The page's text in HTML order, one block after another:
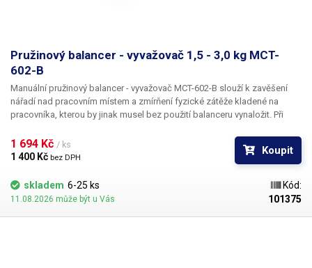
Pružinový balancer - vyvažovač 1,5 - 3,0 kg MCT-
602-B
Manuální pružinový balancer - vyvažovač MCT-602-B slouží k zavěšení
nářadí nad pracovním místem a zmírňení fyzické zátěže kladené na
pracovníka, kterou by jinak musel bez použití balanceru vynaložit. Při
není třeba nic zvedat. Díky závěsnému balanceru budete mít své nářadí
vždy v optimální výšce a poloze, což výrazně usnadní a značně urychlí
Vaši práci. Společně s vyšší efektivitou a komfortem také zvýší
samotnou bezpečnost pracoviště, jelikož díky zavěšení nehrozí pád
nářadí na zem, ani jiné poranění způsobené jeho nevhodným umístěním.
1 694 Kč / ks
1 400 Kč bez DPH
Koupit
skladem 6-25 ks
11.08.2026 může být u Vás
Kód:
101375